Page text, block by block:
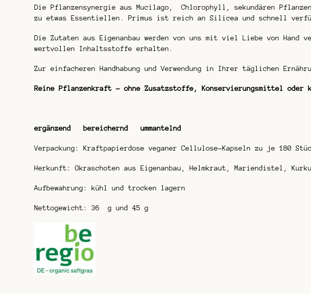
Die Pflanzensynergie aus Mucilago, Chlorophyll, sekundären
zu etwas Essentiellen. Primus ist reich an Silicea und schnell
Die Zutaten aus Eigenanbau werden von uns mit viel Liebe von
wertvollen Inhaltsstoffe erhalten.
Zur einfacheren Handhabung und Verwendung in Ihrer täglichen
Reine Pflanzenkraft – ohne Zusatzstoffe, Konservierungsmittel oder
ergänzend bereichernd ummantelnd
Verpackung: Kraftpapierdose veganer Cellulose-Kapseln zu je 180
Herkunft: Okraschoten aus Eigenanbau, Helmkraut, Mariendistel,
Aufbewahrung: kühl und trocken lagern
Nettogewicht: 36 g und 45 g